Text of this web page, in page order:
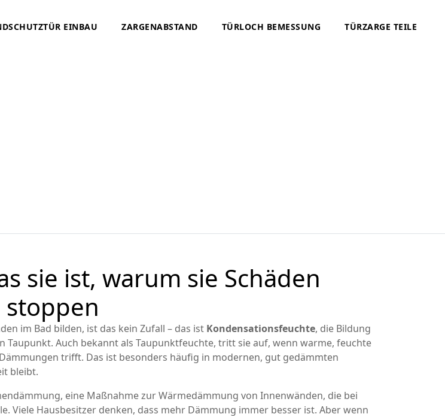
EINBAU ZARGENABSTAND TÜRLOCH BEMESSUNG TÜRZARGE TEILE
sie ist, warum sie Schäden
stoppen
im Bad bilden, ist das kein Zufall – das ist Kondensationsfeuchte, die Bildung
Taupunkt. Auch bekannt als Taupunktfeuchte, tritt sie auf, wenn warme, feuchte
trifft. Das ist besonders häufig in modernen, gut gedämmten
bleibt.
, eine Maßnahme zur Wärmedämmung von Innenwänden, die bei
Viele Hausbesitzer denken, dass mehr Dämmung immer besser ist. Aber wenn